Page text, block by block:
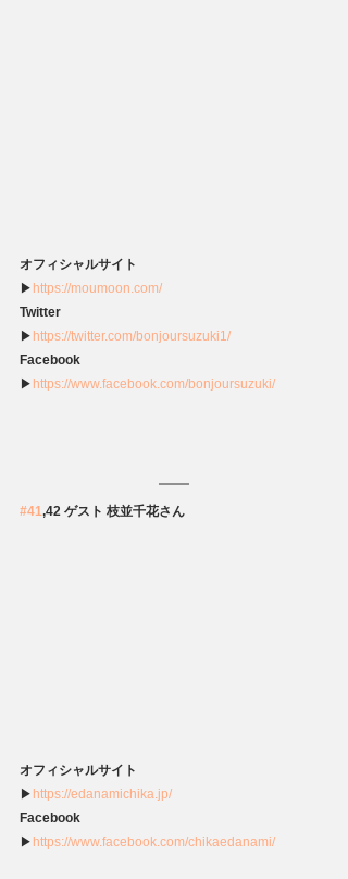
オフィシャルサイト
▶ https://moumoon.com/
Twitter
▶ https://twitter.com/bonjoursuzuki1/
Facebook
▶ https://www.facebook.com/bonjoursuzuki/
#41,42 ゲスト 枝並千花さん
オフィシャルサイト
▶ https://edanamichika.jp/
Facebook
▶ https://www.facebook.com/chikaedanami/